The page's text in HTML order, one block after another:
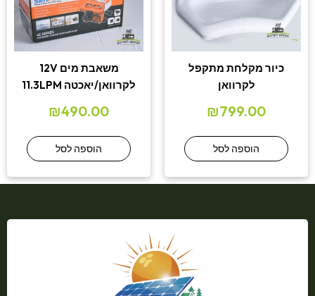
כיור מקלחת מתקפל
לקרוואן
₪799.00
הוספה לסל
משאבת מים 12V
לקרוואן/יאכטה 11.3LPM
₪490.00
הוספה לסל